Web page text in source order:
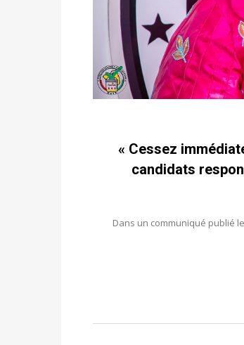
« Cessez
candidats
Dans un communiqué publié